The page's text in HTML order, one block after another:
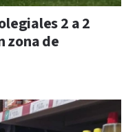
2 a 2
zona de